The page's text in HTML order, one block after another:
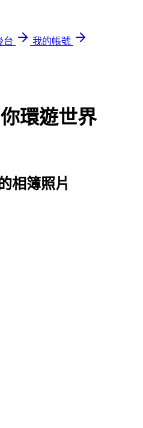
台
我的帳號
環遊世界
相簿照片